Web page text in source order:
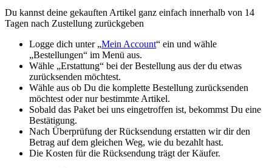
Du kannst deine gekauften Artikel ganz einfach innerhalb von 14
Tagen nach Zustellung zurückgeben
Logge dich unter „Mein Account“ ein und wähle
„Bestellungen“ im Menü aus.
Wähle „Erstattung“ bei der Bestellung aus der du etwas
zurücksenden möchtest.
Wähle aus ob Du die komplette Bestellung zurücksenden
möchtest oder nur bestimmte Artikel.
Sobald das Paket bei uns eingetroffen ist, bekommst Du eine
Bestätigung.
Nach Überprüfung der Rücksendung erstatten wir dir den
Betrag auf dem gleichen Weg, wie du bezahlt hast.
Die Kosten für die Rücksendung trägt der Käufer.